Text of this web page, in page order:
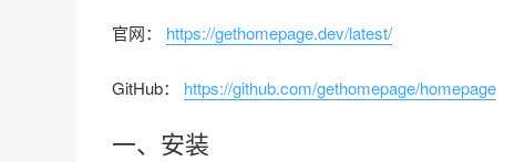
官网： https://gethomepage.dev/latest/
GitHub： https://github.com/gethomepage/homepage
一、安装